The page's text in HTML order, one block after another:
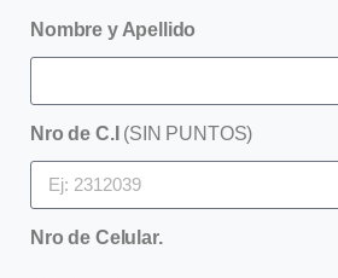
Nombre y Apellido
Nro de C.I (SIN PUNTOS)
Nro de Celular.